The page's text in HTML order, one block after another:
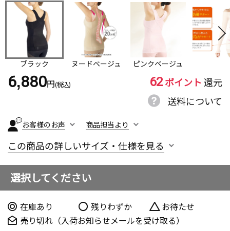
ブラック ヌードベージュ ピンクベージュ
6,880円(税込) 62ポイント 還元
送料について
お客様のお声 商品担当より
この商品の詳しいサイズ・仕様を見る
選択してください
在庫あり 残りわずか
お待たせ
売り切れ（入荷お知らせメールを受け取る）